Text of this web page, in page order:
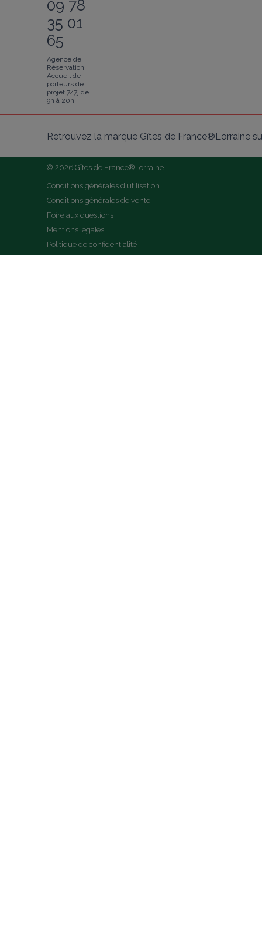
09 78
35 01
65
Agence de
Réservation
Accueil de
porteurs de
projet 7/7j de
9h à 20h
Retrouvez la marque Gîtes de France®Lorraine
© 2026 Gîtes de France®Lorraine
Conditions générales d'utilisation
Conditions générales de vente
Foire aux questions
Mentions légales
Politique de confidentialité